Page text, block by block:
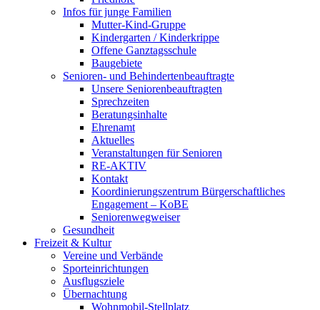
Infos für junge Familien
Mutter-Kind-Gruppe
Kindergarten / Kinderkrippe
Offene Ganztagsschule
Baugebiete
Senioren- und Behindertenbeauftragte
Unsere Seniorenbeauftragten
Sprechzeiten
Beratungsinhalte
Ehrenamt
Aktuelles
Veranstaltungen für Senioren
RE-AKTIV
Kontakt
Koordinierungszentrum Bürgerschaftliches
Engagement – KoBE
Seniorenwegweiser
Gesundheit
Freizeit & Kultur
Vereine und Verbände
Sporteinrichtungen
Ausflugsziele
Übernachtung
Wohnmobil-Stellplatz